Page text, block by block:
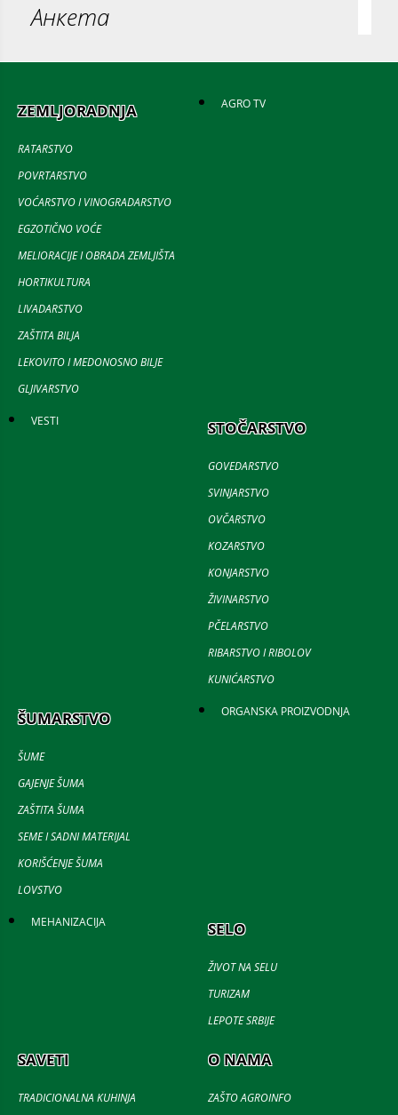
Анкета
ZEMLJORADNJA
RATARSTVO
POVRTARSTVO
VOĆARSTVO I VINOGRADARSTVO
EGZOTIČNO VOĆE
MELIORACIJE I OBRADA ZEMLJIŠTA
HORTIKULTURA
LIVADARSTVO
ZAŠTITA BILJA
LEKOVITO I MEDONOSNO BILJE
GLJIVARSTVO
AGRO TV
VESTI STOČARSTVO
GOVEDARSTVO
SVINJARSTVO
OVČARSTVO
KOZARSTVO
KONJARSTVO
ŽIVINARSTVO
PČELARSTVO
RIBARSTVO I RIBOLOV
KUNIĆARSTVO
ŠUMARSTVO
ŠUME
GAJENJE ŠUMA
ZAŠTITA ŠUMA
SEME I SADNI MATERIJAL
KORIŠĆENJE ŠUMA
LOVSTVO
ORGANSKA PROIZVODNJA
MEHANIZACIJA SELO
ŽIVOT NA SELU
TURIZAM
LEPOTE SRBIJE
SAVETI
TRADICIONALNA KUHINJA
O NAMA
ZAŠTO AGROINFO